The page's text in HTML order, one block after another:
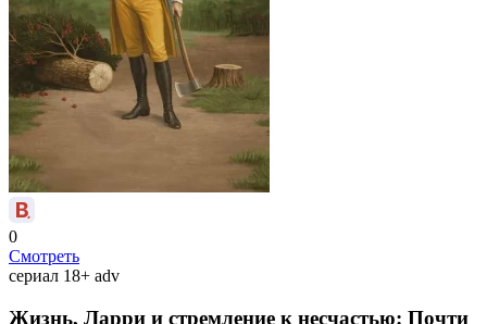
0
Смотреть
сериал 18+ adv
Жизнь, Ларри и стремление к несчастью: Почти